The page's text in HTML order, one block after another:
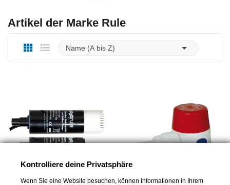
Artikel der Marke Rule
Name (A bis Z) 
Kontrolliere deine Privatsphäre
Wenn Sie eine Website besuchen, können Informationen in Ihrem